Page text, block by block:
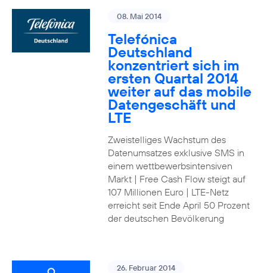
08. Mai 2014
Telefónica
Deutschland
konzentriert sich im
ersten Quartal 2014
weiter auf das mobile
Datengeschäft und
LTE
Zweistelliges Wachstum des
Datenumsatzes exklusive SMS in
einem wettbewerbsintensiven
Markt | Free Cash Flow steigt auf
107 Millionen Euro | LTE-Netz
erreicht seit Ende April 50 Prozent
der deutschen Bevölkerung
26. Februar 2014